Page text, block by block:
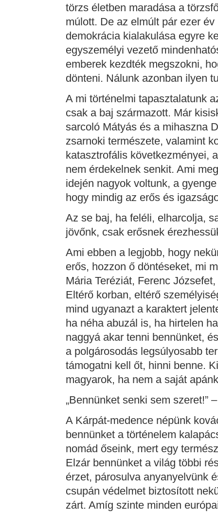
törzs életben maradása a
múlott. De az elmúlt pár ezer
demokrácia kialakulása egyre
egyszemélyi vezető
emberek kezdték megszokni,
dönteni. Nálunk azonban ilyen
A mi történelmi tapasztalatunk
csak a baj származott. Már
sarcoló Mátyás és a mihaszna
zsarnoki természete, valamint
katasztrofális következményei,
nem érdekelnek senkit. Ami
idején nagyok voltunk, a
hogy mindig az erős és
Az se baj, ha feléli, elharcolja,
jövőnk, csak erősnek
Ami ebben a legjobb, hogy
erős, hozzon ő döntéseket, mi
Mária Teréziát, Ferenc
Eltérő korban, eltérő
mind ugyanazt a karaktert
ha néha abuzál is, ha hirtelen
naggyá akar tenni bennünket,
a polgárosodás legsúlyosabb
támogatni kell őt, hinni benne.
magyarok, ha nem a saját
„Bennünket senki sem szeret!”
A Kárpát-medence népünk
bennünket a történelem
nomád őseink, mert egy
Elzár bennünket a világ többi
érzet, párosulva anyanyelvünk
csupán védelmet biztosított
zárt. Amíg szinte minden